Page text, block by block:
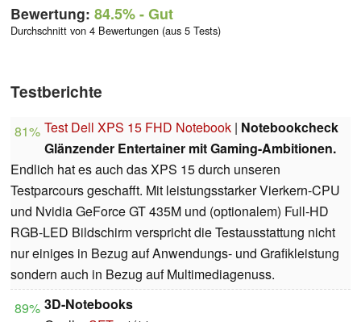
Bewertung: 84.5%- Gut
Durchschnitt von 4 Bewertungen (aus 5 Tests)
Testberichte
81% Test Dell XPS 15 FHD Notebook | Notebookcheck
Glänzender Entertainer mit Gaming-Ambitionen.
Endlich hat es auch das XPS 15 durch unseren
Testparcours geschafft. Mit leistungsstarker Vierkern-CPU
und Nvidia GeForce GT 435M und (optionalem) Full-HD
RGB-LED Bildschirm verspricht die Testausstattung nicht
nur einiges in Bezug auf Anwendungs- und Grafikleistung
sondern auch in Bezug auf Multimediagenuss.
89% 3D-Notebooks